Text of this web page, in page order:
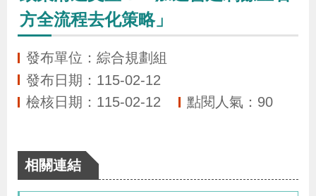
認
識
署
訊
發
方全流程去化策略」
發布單位：綜合規劃組
發布日期：115-02-12
檢核日期：115-02-12
點閱人氣：90
相關連結